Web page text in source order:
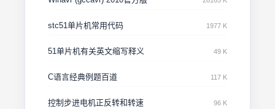
stc51单片机常用代码 1977 K
51单片机有关英文缩写释义 49 K
C语言经典例题百道 117 K
控制步进电机正反转和转速 96 K